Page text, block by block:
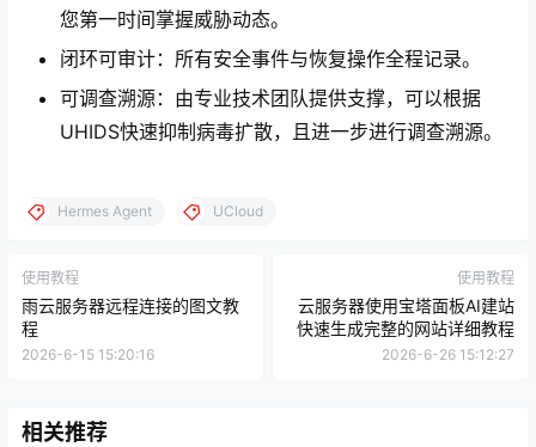
您第一时间掌握威胁动态。
闭环可审计：所有安全事件与恢复操作全程记录。
可调查溯源：由专业技术团队提供支撑，可以根据
UHIDS快速抑制病毒扩散，且进一步进行调查溯源。
Hermes Agent UCloud
使用教程
雨云服务器远程连接的图文教
程
2026-6-15 15:20:16
使用教程
云服务器使用宝塔面板AI建站
快速生成完整的网站详细教程
2026-6-26 15:12:27
相关推荐